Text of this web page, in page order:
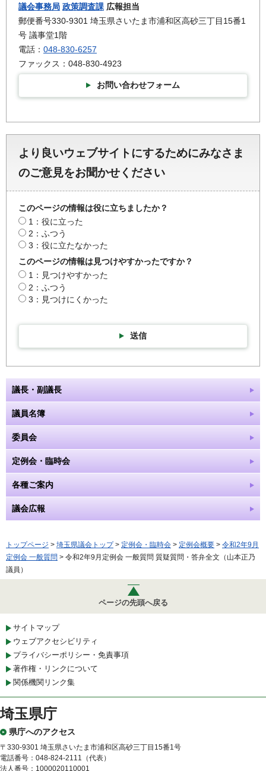
議会事務局 政策調査課 広報担当
郵便番号330-9301 埼玉県さいたま市浦和区高砂三丁目15番1
号 議事堂1階
電話： 048-830-6257
ファックス：048-830-4923
お問い合わせフォーム
より良いウェブサイトにするためにみなさま
のご意見をお聞かせください
このページの情報は役に立ちましたか？
1：役に立った
2：ふつう
3：役に立たなかった
このページの情報は見つけやすかったですか？
1：見つけやすかった
2：ふつう
3：見つけにくかった
送信
議長・副議長
議員名簿
委員会
定例会・臨時会
各種ご案内
議会広報
トップページ > 埼玉県議会トップ> 定例会・臨時会 > 定例会概要 > 令和2年9月
定例会 一般質問 > 令和2年9月定例会 一般質問 質疑質問・答弁全文（山本正乃
議員）
ページの先頭へ戻る
サイトマップ
ウェブアクセシビリティ
プライバシーポリシー・免責事項
著作権・リンクについて
関係機関リンク集
埼玉県庁
県庁へのアクセス
〒330-9301 埼玉県さいたま市浦和区高砂三丁目15番1号
電話番号：048-824-2111（代表）
法人番号：1000020110001